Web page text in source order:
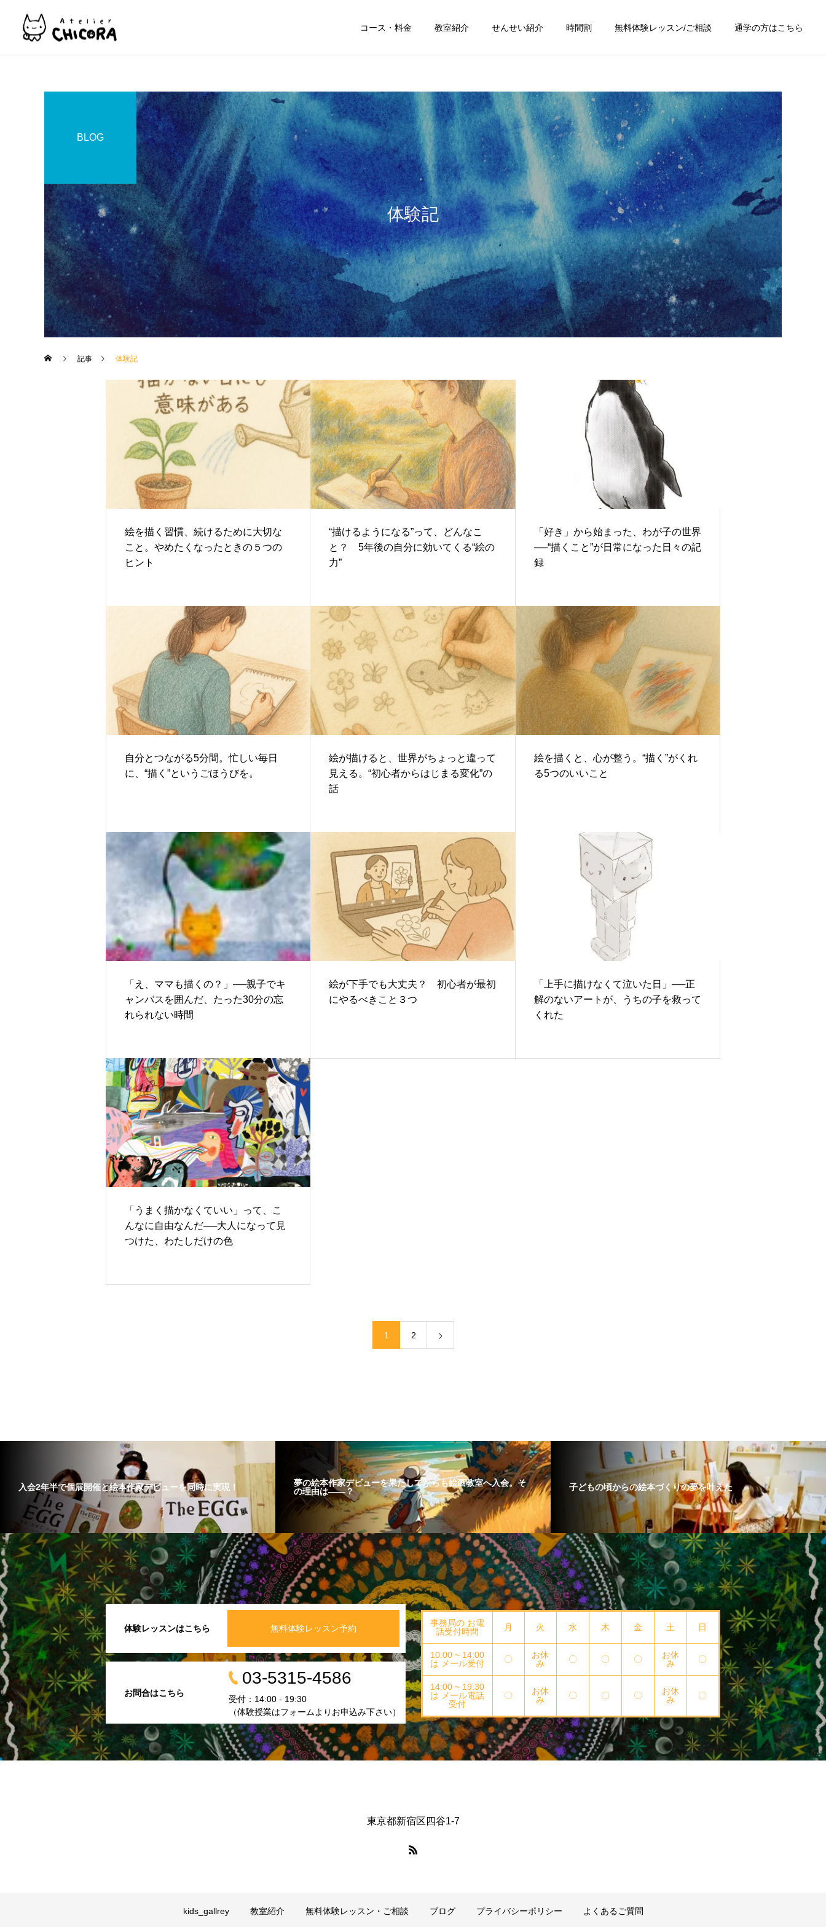
コース・料金 教室紹介 せんせい紹介 時間割 無料体験レッスン/ご相談 通学の方はこちら
詳細を見る
子ども
グループレッスン
大人
グループレッスン
小学受験
絵画レッスン
墨絵
グループレッスン
パーソナル
レッスン
色鉛筆画
レッスン
デジタル画
レッスン
ペン画
レッスン
体験記
BLOG
記事 体験記
絵を描く習慣、続けるために大切な
こと。やめたくなったときの５つの
ヒント
“描けるようになる”って、どんなこ
と？ 5年後の自分に効いてくる“絵の
力”
「好き」から始まった、わが子の世界
──“描くこと”が日常になった日々の記
録
自分とつながる5分間。忙しい毎日
に、“描く”というごほうびを。
絵が描けると、世界がちょっと違って
見える。“初心者からはじまる変化”の
話
絵を描くと、心が整う。“描く”がくれ
る5つのいいこと
「え、ママも描くの？」──親子でキ
ャンバスを囲んだ、たった30分の忘
れられない時間
絵が下手でも大丈夫？ 初心者が最初
にやるべきこと３つ
「上手に描けなくて泣いた日」──正
解のないアートが、うちの子を救って
くれた
「うまく描かなくていい」って、こ
んなに自由なんだ──大人になって見
つけた、わたしだけの色
1 2
入会2年半で個展開催と絵本作家デビューを同時に実現！
夢の絵本作家デビューを果たしてからも絵画教室へ入会。そ
の理由は――？
子どもの頃からの絵本づくりの夢を叶えた
体験レッスンはこちら 無料体験レッスン予約
お問合はこちら
03-5315-4586
受付：14:00 - 19:30
（体験授業はフォームよりお申込み下さい）
事務局の お電
話受付時間
月 火 水 木 金 土 日
10:00 ~ 14:00
は メール受付
〇
お休
み
〇 〇 〇
お休
み
〇
14:00 ~ 19:30
は メール電話
受付
〇
お休
み
〇 〇 〇
お休
み
〇
東京都新宿区四谷1-7
kids_gallrey 教室紹介 無料体験レッスン・ご相談 ブログ プライバシーポリシー よくあるご質問